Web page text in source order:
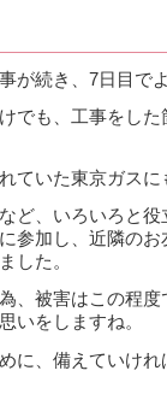
が続き、7日目で
でも、工事をした
ていた東京ガスに
ど、いろいろと
参加し、近隣のお
した。
、被害はこの程
いをしますね。
に、備えていけれ